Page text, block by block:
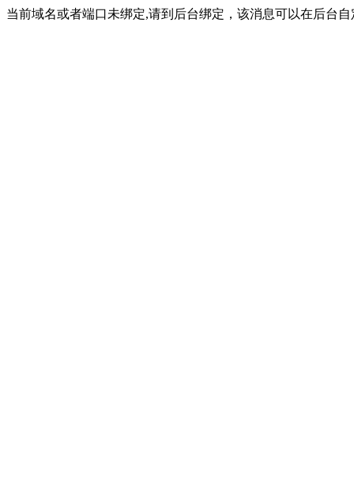
当前域名或者端口未绑定,请到后台绑定，该消息可以在后台自